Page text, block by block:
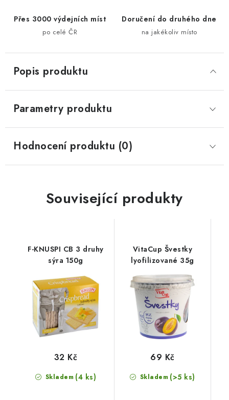
Přes 3000 výdejních míst
po celé ČR
Doručení do druhého dne
na jakékoliv místo
Popis produktu
Parametry produktu
Hodnocení produktu (0)
Související produkty
F-KNUSPI CB 3 druhy
sýra 150g
Skladem (4 ks)
32 Kč
VitaCup Švestky
lyofilizované 35g
Skladem (>5 ks)
69 Kč